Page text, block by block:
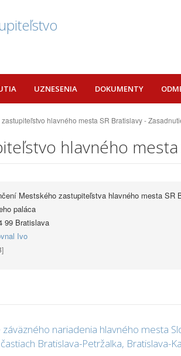
UZNESENIA DOKUMENTY
zastupiteľstvo hlavného mesta SR Bratislavy -
hlavného
Mestského zastupiteľstva hlavného mesta SR
paláca
99 Bratislava
Ivo
nariadenia hlavného mesta
Bratislava-Petržalka, Bratislava-